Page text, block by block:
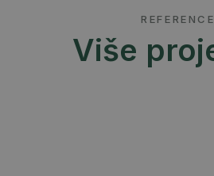
REFERENCE
Više